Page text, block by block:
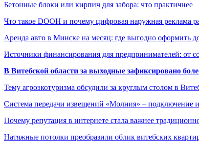
Бетонные блоки или кирпич для забора: что практичнее
Что такое DOOH и почему цифровая наружная реклама
Аренда авто в Минске на месяц: где выгодно оформить
Источники финансирования для предпринимателей: от
В Витебской области за выходные зафиксировано
Тему агроэкотуризма обсудили за круглым столом в
Система передачи извещений «Молния» – подключение
Почему репутация в интернете стала важнее
Натяжные потолки преобразили облик витебских